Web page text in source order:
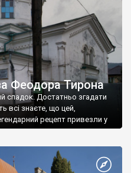
Феодора Тирона
спадок. Достатньо згадати
всі знаєте, що цей,
рецепт привезли у